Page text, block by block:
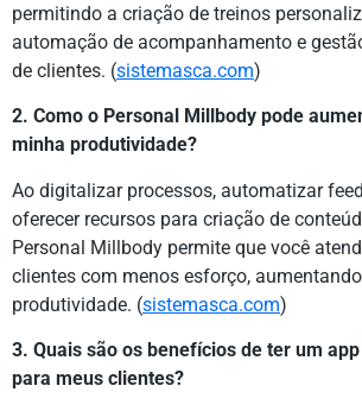
permitindo a criação de treinos
automação de acompanhamento e
de clientes. (sistemasca.com)
2. Como o Personal Millbody pode
minha produtividade?
Ao digitalizar processos, automatizar
oferecer recursos para criação de
Personal Millbody permite que você
clientes com menos esforço,
produtividade. (sistemasca.com)
3. Quais são os benefícios de ter um
para meus clientes?